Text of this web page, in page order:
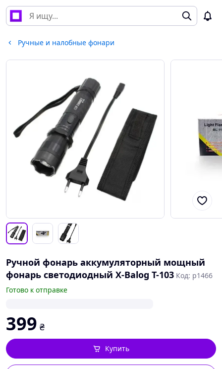
Ручные и налобные фонари
Ручной фонарь аккумуляторный мощный
фонарь светодиодный X-Balog T-103 Код: р1466
Готово к отправке
399 ₴
Купить